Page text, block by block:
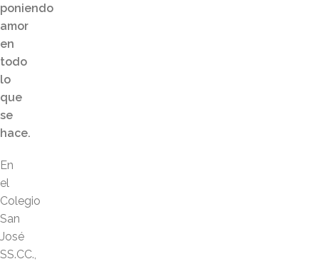
poniendo
amor
en
todo
lo
que
se
hace.
En
el
Colegio
San
José
SS.CC.,